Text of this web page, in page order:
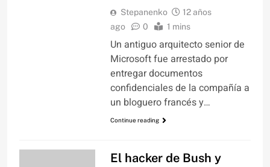
Stepanenko
12 años
ago
0 1 mins
Un antiguo arquitecto senior de
Microsoft fue arrestado por
entregar documentos
confidenciales de la compañía a
un bloguero francés y…
Continue reading
El hacker de Bush y